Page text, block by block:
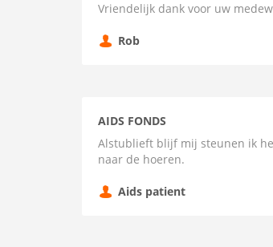
Vriendelijk dank voor uw
Rob
AIDS FONDS
Alstublieft blijf mij steunen ik
naar de hoeren.
Aids patient